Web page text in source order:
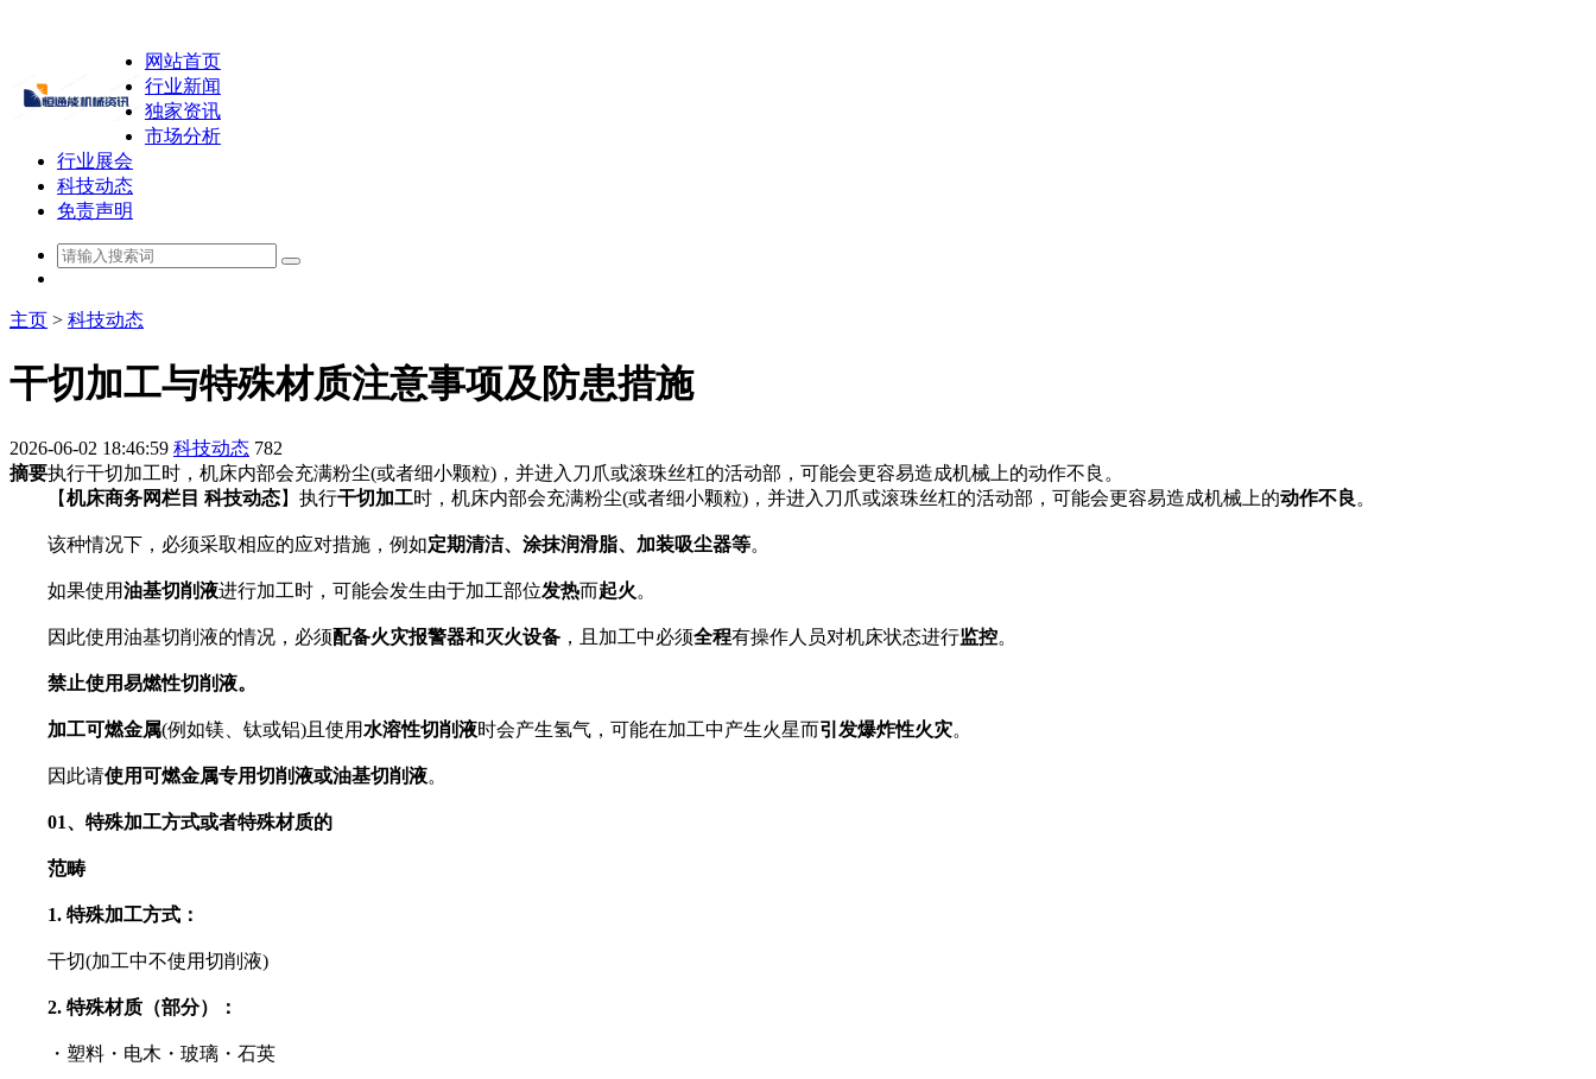
网站首页
行业新闻
独家资讯
市场分析
行业展会
科技动态
免责声明
主页 > 科技动态
干切加工与特殊材质注意事项及防患措施
2026-06-02 18:46:59 科技动态 782
摘要执行干切加工时，机床内部会充满粉尘(或者细小颗粒)，并进入刀爪或滚珠丝杠的活动部，可能会更容易造成机械上的动作不良。
【机床商务网栏目 科技动态】执行干切加工时，机床内部会充满粉尘(或者细小颗粒)，并进入刀爪或滚珠丝杠的活动部，可能会更容易造成机械上的动作不良 。
该种情况下，必须采取相应的应对措施，例如定期清洁、涂抹润滑脂、加装吸尘器等。
如果使用油基切削液进行加工时，可能会发生由于加工部位发热而起火。
因此使用油基切削液的情况，必须配备火灾报警器和灭火设备 ，且加工中必须全程有操作人员对机床状态进行监控。
禁止使用易燃性切削液。
加工可燃金属(例如镁、钛或铝)且使用 水溶性切削液时会产生氢气，可能在加工中产生火星而引发爆炸性火灾。
因此请使用可燃金属专用切削液或油基切削液。
01、 特殊加工方式或者特殊材质的
范畴
1. 特殊加工方式：
干切(加工中不使用切削液)
2. 特殊材质（部分）：
・塑料・电木・玻璃・石英